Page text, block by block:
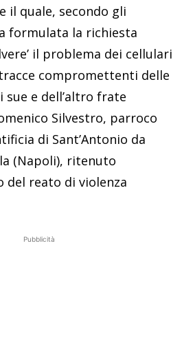
il quale, secondo gli
formulata la richiesta
il problema dei cellulari
compromettenti delle
sue e dell’altro frate
Silvestro, parroco
di Sant’Antonio da
(Napoli), ritenuto
del reato di violenza
Pubblicità